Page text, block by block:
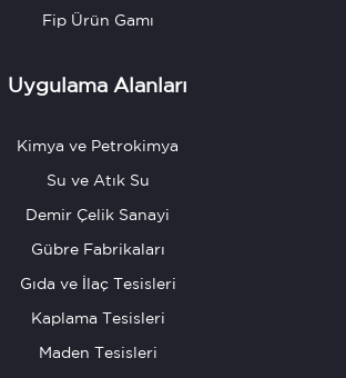
Fip Ürün Gamı
Uygulama Alanları
Kimya ve Petrokimya
Su ve Atık Su
Demir Çelik Sanayi
Gübre Fabrikaları
Gıda ve İlaç Tesisleri
Kaplama Tesisleri
Maden Tesisleri